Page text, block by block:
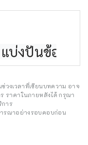
แบ่งปันข้อมู
วงเวลาที่เขียนบทความ อาจ
ราคาในภายหลังได้ กรุณา
การ
รณาอย่างรอบคอบก่อน